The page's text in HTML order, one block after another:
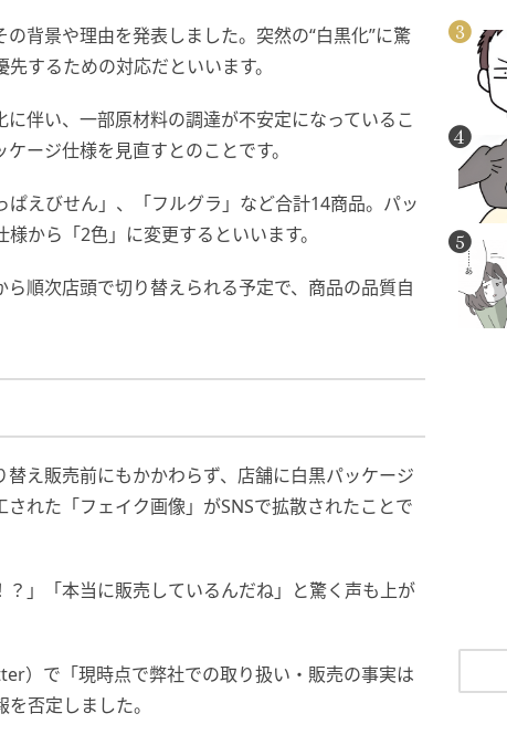
背景や理由を発表しました。突然の“白黒化”に驚
するための対応だといいます。
伴い、一部原材料の調達が不安定になっているこ
ージ仕様を見直すとのことです。
えびせん」、「フルグラ」など合計14商品。パッ
から「2色」に変更するといいます。
順次店頭で切り替えられる予定で、商品の品質自
え販売前にもかかわらず、店舗に白黒パッケージ
れた「フェイク画像」がSNSで拡散されたことで
」「本当に販売しているんだね」と驚く声も上が
）で「現時点で弊社での取り扱い・販売の事実は
否定しました。